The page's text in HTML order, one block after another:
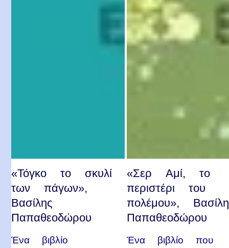
«Τόγκο το σκυλί
των πάγων»,
Βασίλης
Παπαθεοδώρου
Ένα βιβλίο
«Σερ Αμί, το
περιστέρι του
πολέμου»,
Παπαθεοδώρου
Ένα βιβλίο που